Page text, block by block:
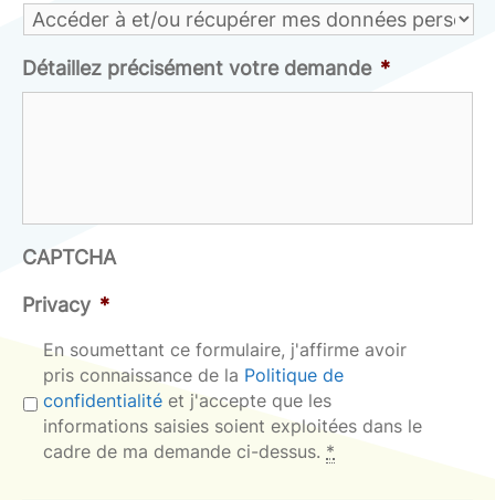
Détaillez précisément votre demande *
CAPTCHA
Privacy *
En soumettant ce formulaire, j'affirme avoir
pris connaissance de la Politique de
confidentialité et j'accepte que les
informations saisies soient exploitées dans le
cadre de ma demande ci-dessus. *